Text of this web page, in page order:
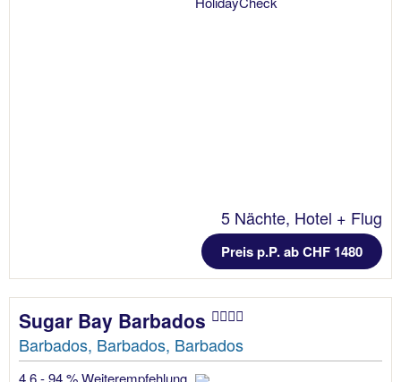
5 Nächte, Hotel + Flug
Preis p.P. ab CHF 1480
Sugar Bay Barbados
Barbados, Barbados, Barbados
4.6 - 94 % Weiterempfehlung